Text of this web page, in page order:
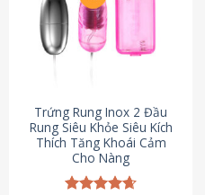
Trứng Rung Inox 2 Đầu
Rung Siêu Khỏe Siêu Kích
Thích Tăng Khoái Cảm
Cho Nàng